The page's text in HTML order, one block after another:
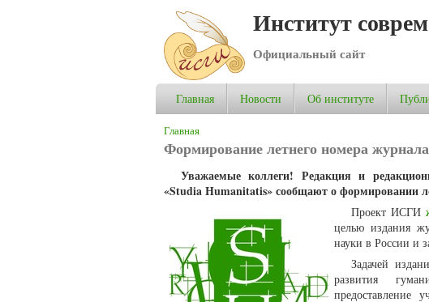
Институт
Официальный сайт
Главная Новости Об институте
Вы здесь
Главная
Формирование летнего номера
Уважаемые коллеги! Редакция и
«Studia Humanitatis» сообщают о формировании
Проект ИСГИ
целью издания
науки в России и
Задачей
развития
предоставление